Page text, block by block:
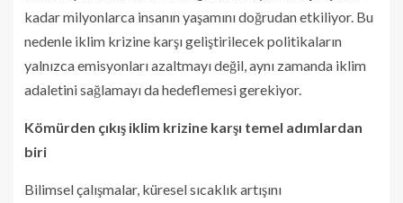
kadar milyonlarca insanın yaşamını doğrudan etkiliyor. Bu
nedenle iklim krizine karşı geliştirilecek politikaların
yalnızca emisyonları azaltmayı değil, aynı zamanda iklim
adaletini sağlamayı da hedeflemesi gerekiyor.
Kömürden çıkış iklim krizine karşı temel adımlardan
biri
Bilimsel çalışmalar, küresel sıcaklık artışını